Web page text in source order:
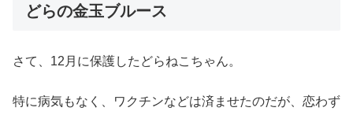
どらの金玉ブルース
さて、12月に保護したどらねこちゃん。
特に病気もなく、ワクチンなどは済ませたのだが、恋わず